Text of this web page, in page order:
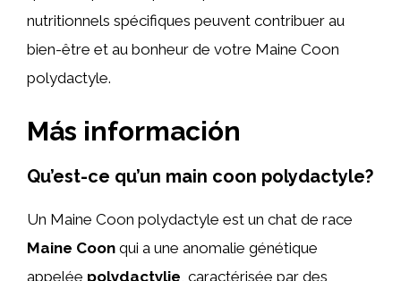
nutritionnels spécifiques peuvent contribuer au
bien-être et au bonheur de votre Maine Coon
polydactyle.
Más información
Qu’est-ce qu’un main coon polydactyle?
Un Maine Coon polydactyle est un chat de race
Maine Coon qui a une anomalie génétique
appelée polydactylie , caractérisée par des